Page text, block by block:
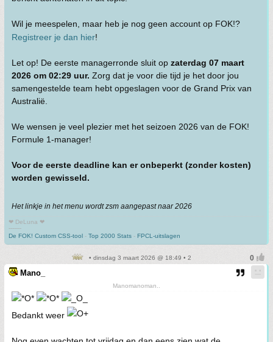
Wil je meespelen, maar heb je nog geen account op FOK!?
Registreer je dan hier!
Let op! De eerste managerronde sluit op zaterdag 07 maart
2026 om 02:29 uur. Zorg dat je voor die tijd je het door jou
samengestelde team hebt opgeslagen voor de Grand Prix van
Australië.
We wensen je veel plezier met het seizoen 2026 van de FOK!
Formule 1-manager!
Voor de eerste deadline kan er onbeperkt (zonder kosten)
worden gewisseld.
Het linkje in het menu wordt zsm aangepast naar 2026
❤ DeLuna ❤
-------
De FOK! Custom CSS-tool - Top 2000 Stats - FPCL-uitslagen
• dinsdag 3 maart 2026 @ 18:49 • 2
Mano_
Manomanoman..
Bedankt weer